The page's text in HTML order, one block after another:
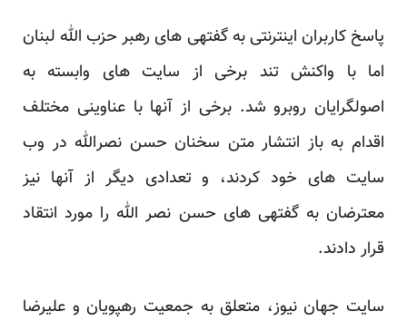
پاسخ کاربران اینترنتی به گفته­ی های رهبر حزب الله لبنان
اما با واکنش تند برخی از سایت های وابسته به
اصولگرایان روبرو شد. برخی از آنها با عناوینی مختلف
اقدام به باز انتشار متن سخنان حسن نصرالله در وب
سایت های خود کردند، و تعدادی دیگر از آنها نیز
معترضان به گفته­ی های حسن نصر الله را مورد انتقاد
قرار دادند.
سایت جهان نیوز، متعلق به جمعیت رهپویان و علی­رضا